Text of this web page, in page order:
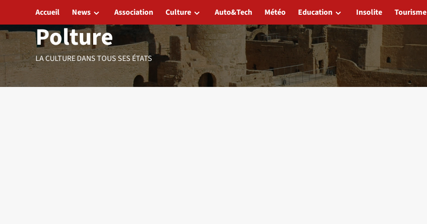
contenu
Polture
LA CULTURE DANS TOUS SES ÉTATS
Accueil News Association Culture Auto&Tech Météo Education Insolite Tourisme